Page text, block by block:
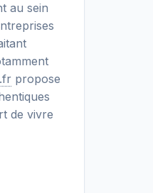
au sein
propose
de vivre